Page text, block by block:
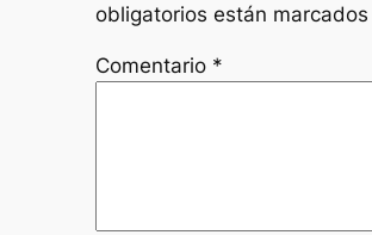
obligatorios están marcados
Comentario *